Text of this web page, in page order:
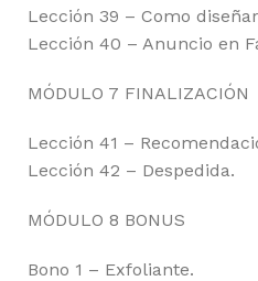
Lección 39 – Como
Lección 40 – Anuncio en
MÓDULO 7 FINALIZACIÓN
Lección 41 –
Lección 42 – Despedida.
MÓDULO 8 BONUS
Bono 1 – Exfoliante.